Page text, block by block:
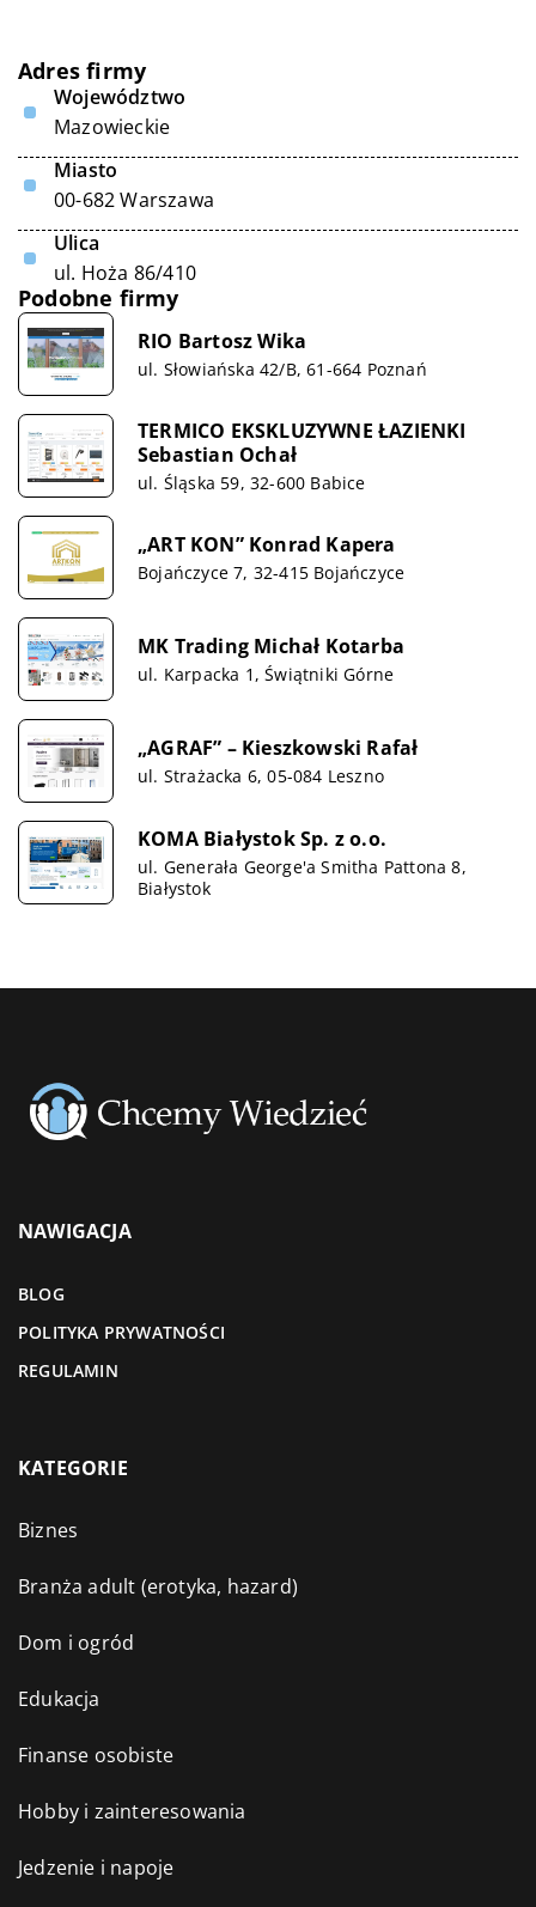
Adres firmy
Województwo
Mazowieckie
Miasto
00-682 Warszawa
Ulica
ul. Hoża 86/410
Podobne firmy
RIO Bartosz Wika
ul. Słowiańska 42/B, 61-664 Poznań
TERMICO EKSKLUZYWNE ŁAZIENKI
Sebastian Ochał
ul. Śląska 59, 32-600 Babice
„ART KON” Konrad Kapera
Bojańczyce 7, 32-415 Bojańczyce
MK Trading Michał Kotarba
ul. Karpacka 1, Świątniki Górne
„AGRAF” – Kieszkowski Rafał
ul. Strażacka 6, 05-084 Leszno
KOMA Białystok Sp. z o.o.
ul. Generała George'a Smitha Pattona 8,
Białystok
NAWIGACJA
BLOG
POLITYKA PRYWATNOŚCI
REGULAMIN
KATEGORIE
Biznes
Branża adult (erotyka, hazard)
Dom i ogród
Edukacja
Finanse osobiste
Hobby i zainteresowania
Jedzenie i napoje